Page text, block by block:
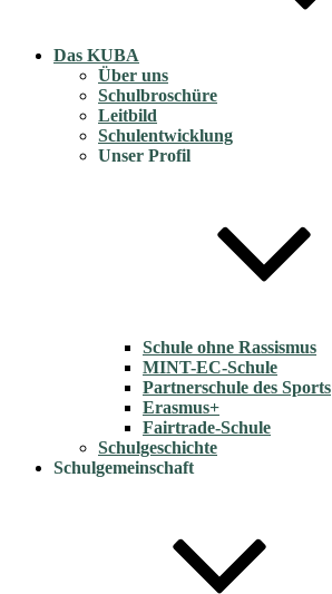
Das KUBA
Über uns
Schulbroschüre
Leitbild
Schulentwicklung
Unser Profil
Schule ohne Rassismus
MINT-EC-Schule
Partnerschule des Sports
Erasmus+
Fairtrade-Schule
Schulgeschichte
Schulgemeinschaft